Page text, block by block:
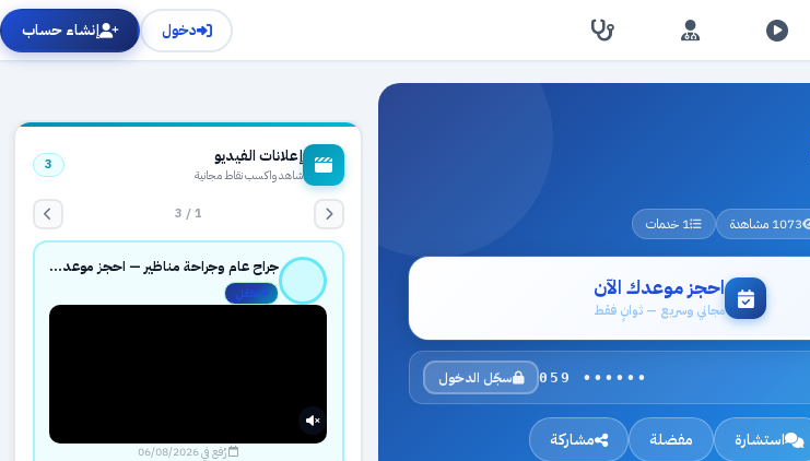
دخول إنشاء حساب
1073 مشاهدة 1 خدمات
احجز موعدك الآن
مجاني وسريع — ثوانٍ فقط
059 •••••• سجّل الدخول
استشارة مفضلة مشاركة
إعلانات الفيديو
شاهد واكسب نقاط مجانية
3
1 / 3
جراح عام وجراحة مناظير — احجز موعدك بثقة عبر حجزك الطبي
مفعّل
رُفع في 06/08/2026